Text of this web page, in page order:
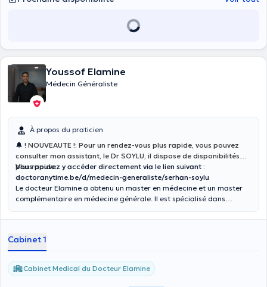
Youssof Elamine
Médecin Généraliste
À propos du praticien
🔔 ! NOUVEAUTE !: Pour un rendez-vous plus rapide, vous pouvez
consulter mon assistant, le Dr SOYLU, il dispose de disponibilités
plus rapide.
Vous pouvez y accéder directement via le lien suivant :
doctoranytime.be/d/medecin-generaliste/serhan-soylu
Le docteur Elamine a obtenu un master en médecine et un master
complémentaire en médecine générale. Il est spécialisé dans
accueille tous les jours de la semaine dans son cabinet à Jumet (rue
électrocardiogramme, pour une prise de sang ou pour vous
administrer un vaccin. Il peut vous recevoir pour un traitement
pédiatrique, vous aider à obtenir votre attestation médicale ou vous
prodiguer des conseils relatifs à la contraception et aux MST.
Prenez rendez-vous dès maintenant pour profiter de son savoir-faire
Cabinet 1
Cabinet Medical du Docteur Elamine